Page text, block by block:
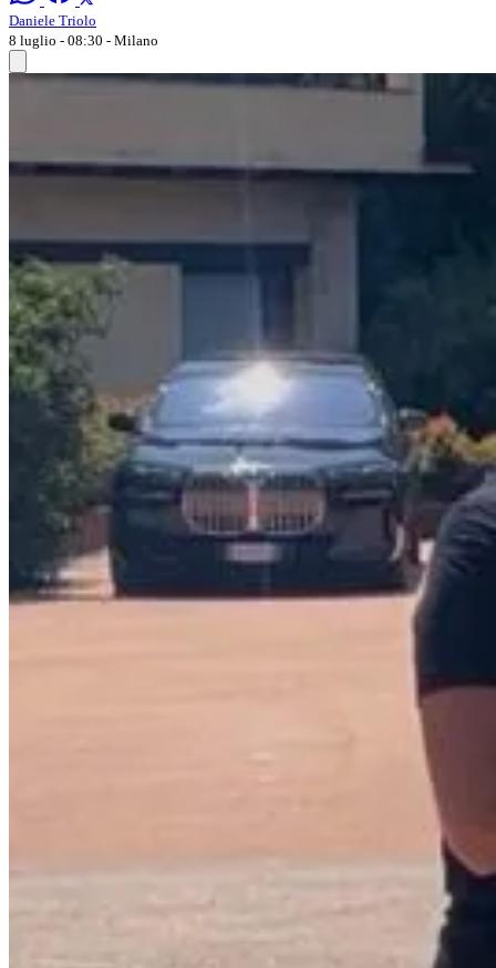
Daniele Triolo
8 luglio - 08:30 - Milano